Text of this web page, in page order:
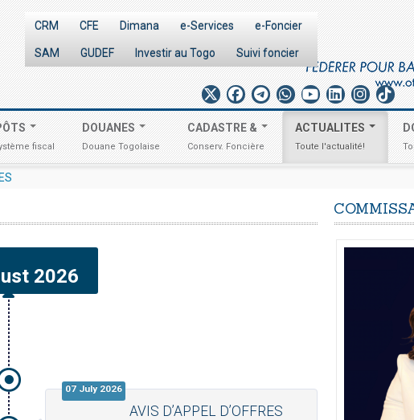
CRM CFE Dimana e-Services e-Foncier
SAM GUDEF Investir au Togo Suivi foncier
fiscal
DOUANES
Douane Togolaise
CADASTRE &
Conserv. Foncière
ACTUALITES
Toute l'actualité!
N° 012/2026/OTR/CG/CDDI RELATIF À L'EXCLUSIVITÉ DES
2026
07 July 2026
AVIS D’APPEL D’OFFRES